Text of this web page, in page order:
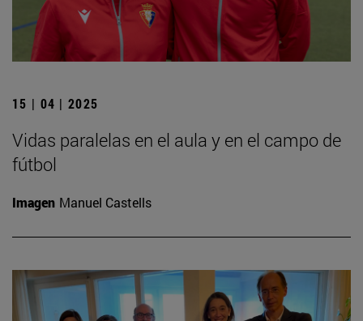
15 | 04 | 2025
Vidas paralelas en el aula y en el campo de
fútbol
Imagen Manuel Castells